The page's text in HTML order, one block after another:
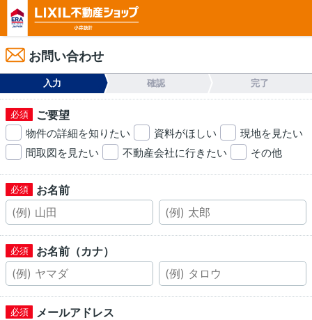
お問い合わせ
入力 確認 完了
ご要望
物件の詳細を知りたい 資料がほしい
現地を見たい
間取図を見たい
不動産会社に行きたい その他
お名前
お名前（カナ）
メールアドレス